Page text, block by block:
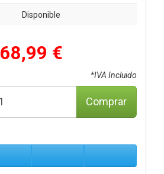
Disponible
68,99 €
*IVA Incluido
Comprar